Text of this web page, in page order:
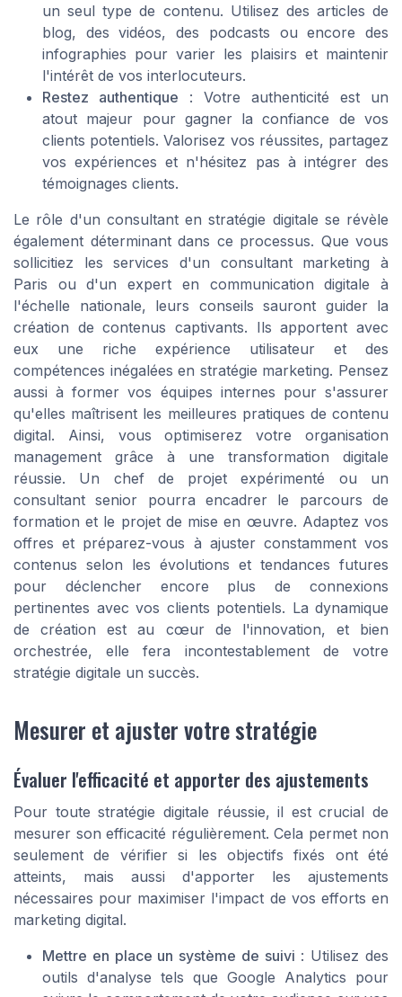
un seul type de contenu. Utilisez des articles de
blog, des vidéos, des podcasts ou encore des
infographies pour varier les plaisirs et maintenir
l'intérêt de vos interlocuteurs.
Restez authentique : Votre authenticité est un
atout majeur pour gagner la confiance de vos
clients potentiels. Valorisez vos réussites, partagez
vos expériences et n'hésitez pas à intégrer des
témoignages clients.
Le rôle d'un consultant en stratégie digitale se révèle
également déterminant dans ce processus. Que vous
sollicitiez les services d'un consultant marketing à
Paris ou d'un expert en communication digitale à
l'échelle nationale, leurs conseils sauront guider la
création de contenus captivants. Ils apportent avec
eux une riche expérience utilisateur et des
compétences inégalées en stratégie marketing. Pensez
aussi à former vos équipes internes pour s'assurer
qu'elles maîtrisent les meilleures pratiques de contenu
digital. Ainsi, vous optimiserez votre organisation
management grâce à une transformation digitale
réussie. Un chef de projet expérimenté ou un
consultant senior pourra encadrer le parcours de
formation et le projet de mise en œuvre. Adaptez vos
offres et préparez-vous à ajuster constamment vos
contenus selon les évolutions et tendances futures
pour déclencher encore plus de connexions
pertinentes avec vos clients potentiels. La dynamique
de création est au cœur de l'innovation, et bien
orchestrée, elle fera incontestablement de votre
stratégie digitale un succès.
Mesurer et ajuster votre stratégie
Évaluer l'efficacité et apporter des ajustements
Pour toute stratégie digitale réussie, il est crucial de
mesurer son efficacité régulièrement. Cela permet non
seulement de vérifier si les objectifs fixés ont été
atteints, mais aussi d'apporter les ajustements
nécessaires pour maximiser l'impact de vos efforts en
marketing digital.
Mettre en place un système de suivi : Utilisez des
outils d'analyse tels que Google Analytics pour